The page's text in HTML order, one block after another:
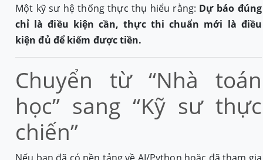
Một kỹ sư hệ thống thực thụ hiểu rằng: Dự báo đúng
chỉ là điều kiện cần, thực thi chuẩn mới là điều
kiện đủ để kiếm được tiền.
Chuyển từ “Nhà toán
học” sang “Kỹ sư thực
chiến”
Nếu bạn đã có nền tảng về AI/Python hoặc đã tham gia